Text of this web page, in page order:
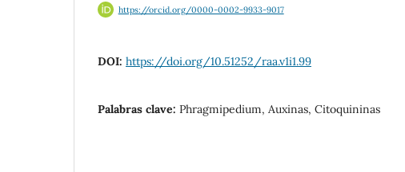
https://orcid.org/0000-0002-9933-9017
DOI: https://doi.org/10.51252/raa.v1i1.99
Palabras clave: Phragmipedium, Auxinas, Citoquininas